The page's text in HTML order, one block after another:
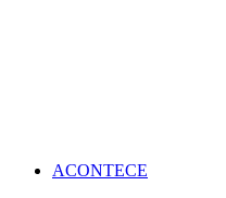
ACONTECE